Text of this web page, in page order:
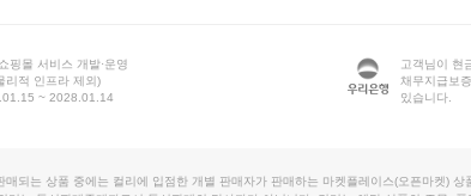
핑몰 서비스 개발·운영
리적 인프라 제외)
~ 2028.01.14
고객님이 현
채무지급보
있습니다.
매되는 상품 중에는 컬리에 입점한 개별 판매자가 판매하는 마켓플레이스(오픈마켓) 상